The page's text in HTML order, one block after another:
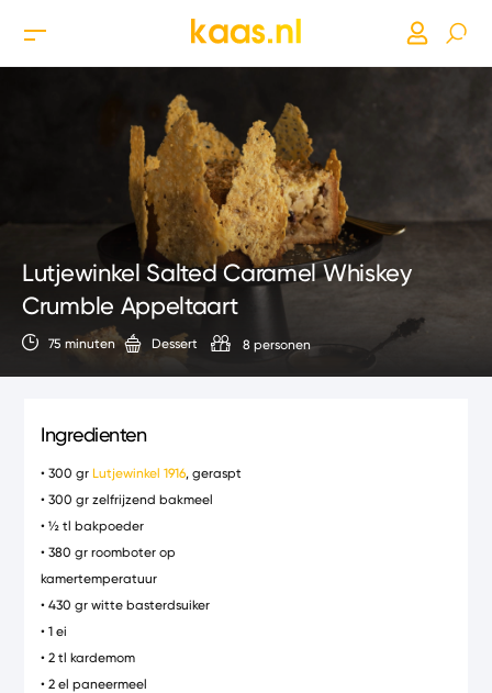
Lutjewinkel Salted Caramel Whiskey
Crumble Appeltaart
75 minuten Dessert 8 personen
Ingredienten
• 300 gr Lutjewinkel 1916, geraspt
• 300 gr zelfrijzend bakmeel
• ½ tl bakpoeder
• 380 gr roomboter op
kamertemperatuur
• 430 gr witte basterdsuiker
• 1 ei
• 2 tl kardemom
• 2 el paneermeel